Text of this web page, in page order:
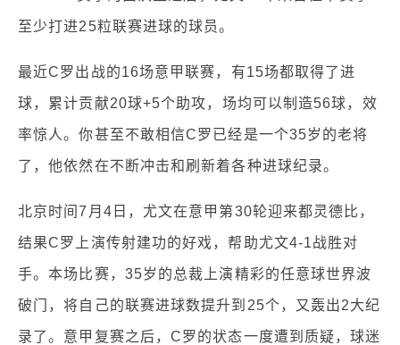
至少打进25粒联赛进球的球员。
最近C罗出战的16场意甲联赛，有15场都取得了进
球，累计贡献20球+5个助攻，场均可以制造56球，效
率惊人。你甚至不敢相信C罗已经是一个35岁的老将
了，他依然在不断冲击和刷新着各种进球纪录。
北京时间7月4日，尤文在意甲第30轮迎来都灵德比，
结果C罗上演传射建功的好戏，帮助尤文4-1战胜对
手。本场比赛，35岁的总裁上演精彩的任意球世界波
破门，将自己的联赛进球数提升到25个，又轰出2大纪
录了。意甲复赛之后，C罗的状态一度遭到质疑，球迷